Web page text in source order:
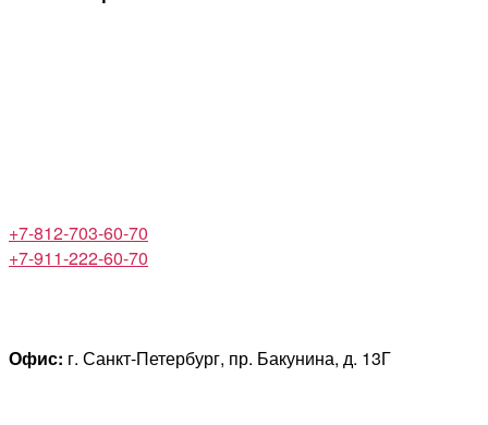
+7-812-703-60-70
+7-911-222-60-70
Офис: г. Санкт-Петербург, пр. Бакунина, д. 13Г